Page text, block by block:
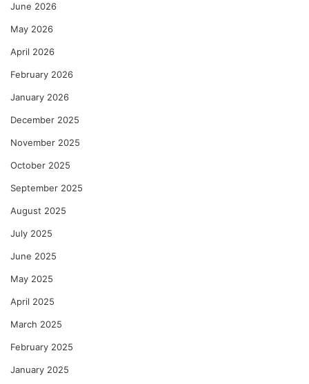
June 2026
May 2026
April 2026
February 2026
January 2026
December 2025
November 2025
October 2025
September 2025
August 2025
July 2025
June 2025
May 2025
April 2025
March 2025
February 2025
January 2025